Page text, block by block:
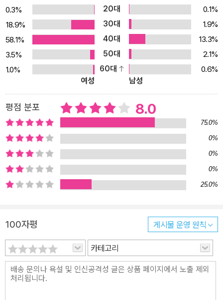
과학 학습만화를 개발하게 되었습니다. 2. 재미있는 스토리를 읽으면
과학 지식이 저절로 쌓여요! 스토리 따로, 학습 내용 따로인 과학 학습
만화는 이제 그만! 그동안 과학 학습만화는 스토리와 학습 내용이 물
과 기름처럼 섞여 아이들이 만화 스토리만 읽고 넘어가는 경우가 많
았습니다. 《흔한남매 과학 탐험대》는 학습 정보를 스토리에 절묘하게
녹여 내어, 만화만 봐도 학습 내용이 저절로 기억날 수 있도록 구성하
차곡 쌓아 가세요! 3. 교과서는 기본, 최신 연구에 국내 관련 정보까
지! 과학 학습의 기본은 교과서. 초등학교 과학 교과서에 있는 내용을
철저히 분석하여 주제별로 권을 나누고, 각 권에 교과서 내용을 모두
담았습니다. 아이들에게 과학 지식을 체계적으로 전달하기 위해 교육
과정에 맞춰 목차를 구성하고 스토리를 만드는 방식으로 제작하였습
니다. 여기에 교과서에는 없지만 아이들이 흥미를 가질 만한 주제나
최신 연구, 우리나라 관련 정보들을 더해 내용을 더욱 풍성하게 꾸렸
지는 엉뚱한 질문들은 그 자체로 훌륭한 과학 주제가 됩니다. 편집팀
은 기획 단계에서 설문 조사를 실시해 초등학생에게 3,000개가 넘는
질문들을 받았습니다. 그중 아이들이 가장 많이 궁금해하거나 참신한
질문들을 골라 이에 대답하는 형식으로 본문을 꾸몄습니다. 친구들이
가장 궁금해하는 과학 질문은 무엇이었을까요? 5. 재밌고 알찬 액티
비티까지! 한 단원이 마무리되면 앞에서 배운 내용을 바탕으로 구성
0.3%
20대
0.1%
18.9%
30대
1.9%
58.1%
40대
13.3%
3.5%
50대
2.1%
1.0%
60대
0.6%
여성
남성
평점 분포 8.0
75.0%
0%
0%
0%
25.0%
100자평 게시물 운영 원칙
카테고리